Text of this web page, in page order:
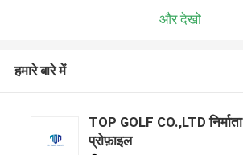
और देखो
हमारे बारे में
TOP GOLF CO.,LTD निर्माता
प्रोफ़ाइल